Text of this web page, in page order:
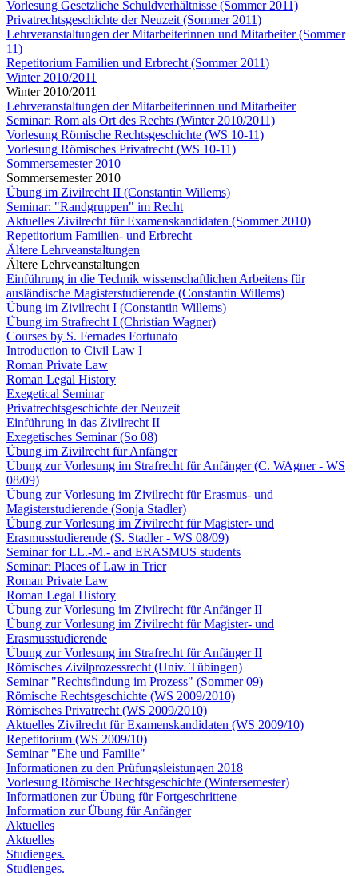
Vorlesung Gesetzliche Schuldverhältnisse (Sommer 2011)
Privatrechtsgeschichte der Neuzeit (Sommer 2011)
Lehrveranstaltungen der Mitarbeiterinnen und Mitarbeiter (Sommer
11)
Repetitorium Familien und Erbrecht (Sommer 2011)
Winter 2010/2011
Winter 2010/2011
Lehrveranstaltungen der Mitarbeiterinnen und Mitarbeiter
Seminar: Rom als Ort des Rechts (Winter 2010/2011)
Vorlesung Römische Rechtsgeschichte (WS 10-11)
Vorlesung Römisches Privatrecht (WS 10-11)
Sommersemester 2010
Sommersemester 2010
Übung im Zivilrecht II (Constantin Willems)
Seminar: "Randgruppen" im Recht
Aktuelles Zivilrecht für Examenskandidaten (Sommer 2010)
Repetitorium Familien- und Erbrecht
Ältere Lehrveanstaltungen
Ältere Lehrveanstaltungen
Einführung in die Technik wissenschaftlichen Arbeitens für
ausländische Magisterstudierende (Constantin Willems)
Übung im Zivilrecht I (Constantin Willems)
Übung im Strafrecht I (Christian Wagner)
Courses by S. Fernades Fortunato
Introduction to Civil Law I
Roman Private Law
Roman Legal History
Exegetical Seminar
Privatrechtsgeschichte der Neuzeit
Einführung in das Zivilrecht II
Exegetisches Seminar (So 08)
Übung im Zivilrecht für Anfänger
Übung zur Vorlesung im Strafrecht für Anfänger (C. WAgner - WS
08/09)
Übung zur Vorlesung im Zivilrecht für Erasmus- und
Magisterstudierende (Sonja Stadler)
Übung zur Vorlesung im Zivilrecht für Magister- und
Erasmusstudierende (S. Stadler - WS 08/09)
Seminar for LL.-M.- and ERASMUS students
Seminar: Places of Law in Trier
Roman Private Law
Roman Legal History
Übung zur Vorlesung im Zivilrecht für Anfänger II
Übung zur Vorlesung im Zivilrecht für Magister- und
Erasmusstudierende
Übung zur Vorlesung im Strafrecht für Anfänger II
Römisches Zivilprozessrecht (Univ. Tübingen)
Seminar "Rechtsfindung im Prozess" (Sommer 09)
Römische Rechtsgeschichte (WS 2009/2010)
Römisches Privatrecht (WS 2009/2010)
Aktuelles Zivilrecht für Examenskandidaten (WS 2009/10)
Repetitorium (WS 2009/10)
Seminar "Ehe und Familie"
Informationen zu den Prüfungsleistungen 2018
Vorlesung Römische Rechtsgeschichte (Wintersemester)
Informationen zur Übung für Fortgeschrittene
Information zur Übung für Anfänger
Aktuelles
Aktuelles
Studienges.
Studienges.